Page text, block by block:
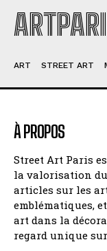
ART STREET ART
À PROPOS
Street Art Paris
la valorisation
articles sur les
emblématiques,
art dans la
regard unique